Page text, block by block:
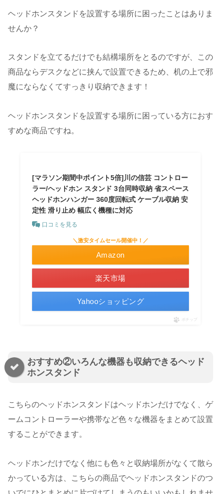
ヘッドホンスタンドを設置する場所に困ったことはありま
せんか？
スタンドを立てるだけでも結構場所をとるのですが、この
商品ならデスクなどに挟んで設置できるため、机の上で邪
魔にならなくてすっきり収納できます！
ヘッドホンスタンドを設置する場所に困っている方におす
すめな商品ですね。
[マラソン期間中ポイント5倍]川の信芸 コントロー
ラー/ヘッドホン スタンド 3台同時収納 省スペース
ヘッドホンハンガー 360度回転式 ケーブル収納 安
定性 滑り止め 幅広く機種に対応
口コミを見る
＼激安タイムセール開催中！／
Amazon
楽天市場
Yahooショッピング
ポチップ
おすすめ②いろんな機器も収納できるヘッド
ホンスタンド
こちらのヘッドホンスタンドはヘッドホンだけでなく、ゲ
ームコントローラーや携帯など色々な機器をまとめて設置
することができます。
ヘッドホンだけでなく他にも色々と収納場所がなくて散ら
かっている方は、こちらの商品でヘッドホンスタンドのつ